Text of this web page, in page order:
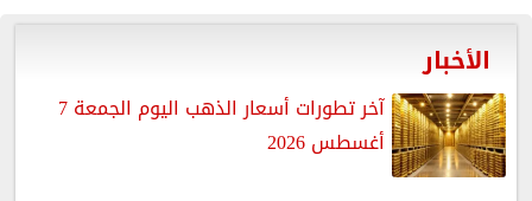
الأخبار
آخر تطورات أسعار الذهب اليوم الجمعة 7
أغسطس 2026